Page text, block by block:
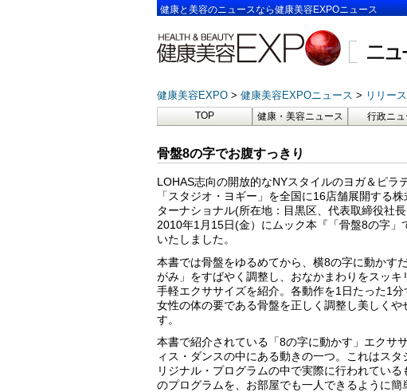
健康と美容のニュースなら健康美容EXPOニュース
健康美容EXPO 健康美容EXPOニュース リリー
TOP 健康・美容ニュース 行政ニュ
骨盤8の字でお腹すっきり
LOHAS志向の開放的なNYスタイルのヨガ＆ピラ
「スタジオ・ヨギー」を全国に16店舗展開する
ターナショナル(所在地：目黒区、代表取締役社
2010年1月15日(金）にムック本『「骨盤8の字」
いたしました。
本書では骨盤をゆるめてから、横8の字に動かす
がみ」をすばやく調整し、おなかまわりをスッキ
手軽エクササイズを紹介。各動作を1日たった1分
女性の体の要である骨盤を正しく調整し美しくや
す。
本書で紹介されている「8の字に動かす」エクサ
ィス・ダンスの中にある動きの一つ。これはスタ
リジナル・プログラムの中で実際に行われている
のプログラムを、お部屋でも一人できるように簡